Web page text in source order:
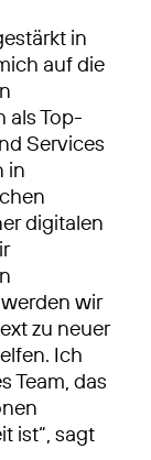
in
auf die
als Top-
Services
in
digitalen
wir
zu neuer
Ich
Team, das
ist“, sagt